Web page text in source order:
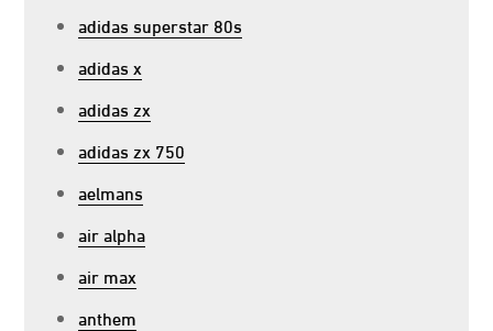
adidas superstar 80s
adidas x
adidas zx
adidas zx 750
aelmans
air alpha
air max
anthem